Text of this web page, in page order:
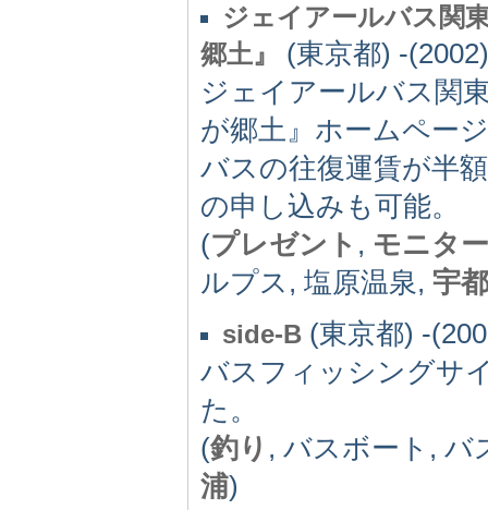
ジェイアールバス関
郷土』
(東京都) -(2002)
ジェイアールバス関
が郷土』ホームペー
バスの往復運賃が半
の申し込みも可能。
(プレゼント , モニター
ルプス, 塩原温泉, 宇
side-B (東京都) -
バスフィッシングサ
た。
(釣り , バスボート,
浦)